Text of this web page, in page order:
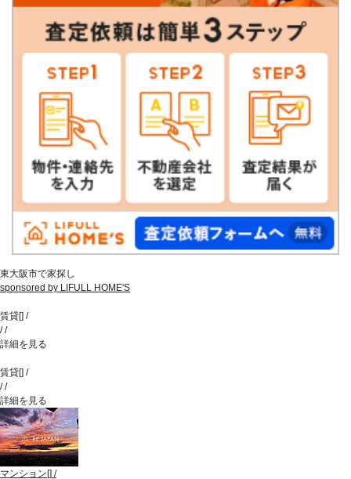
東大阪市で家探し
sponsored by LIFULL HOME'S
賃貸[] /
//
詳細を見る
賃貸[] /
//
詳細を見る
マンション[] /